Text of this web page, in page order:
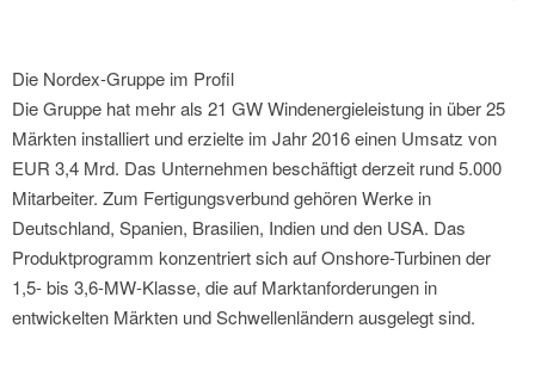
Die Nordex-Gruppe im Profil
Die Gruppe hat mehr als 21 GW Windenergieleistung in über 25
Märkten installiert und erzielte im Jahr 2016 einen Umsatz von
EUR 3,4 Mrd. Das Unternehmen beschäftigt derzeit rund 5.000
Mitarbeiter. Zum Fertigungsverbund gehören Werke in
Deutschland, Spanien, Brasilien, Indien und den USA. Das
Produktprogramm konzentriert sich auf Onshore-Turbinen der
1,5- bis 3,6-MW-Klasse, die auf Marktanforderungen in
entwickelten Märkten und Schwellenländern ausgelegt sind.